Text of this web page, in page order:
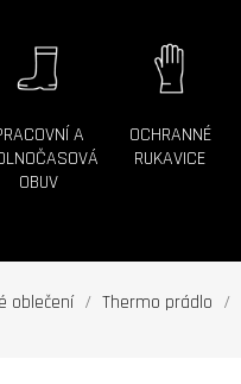
A
OBUV
OCHRANNÉ
RUKAVICE
oblečení Thermo prádlo